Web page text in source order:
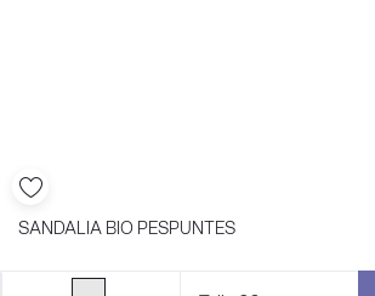
SANDALIA BIO PESPUNTES